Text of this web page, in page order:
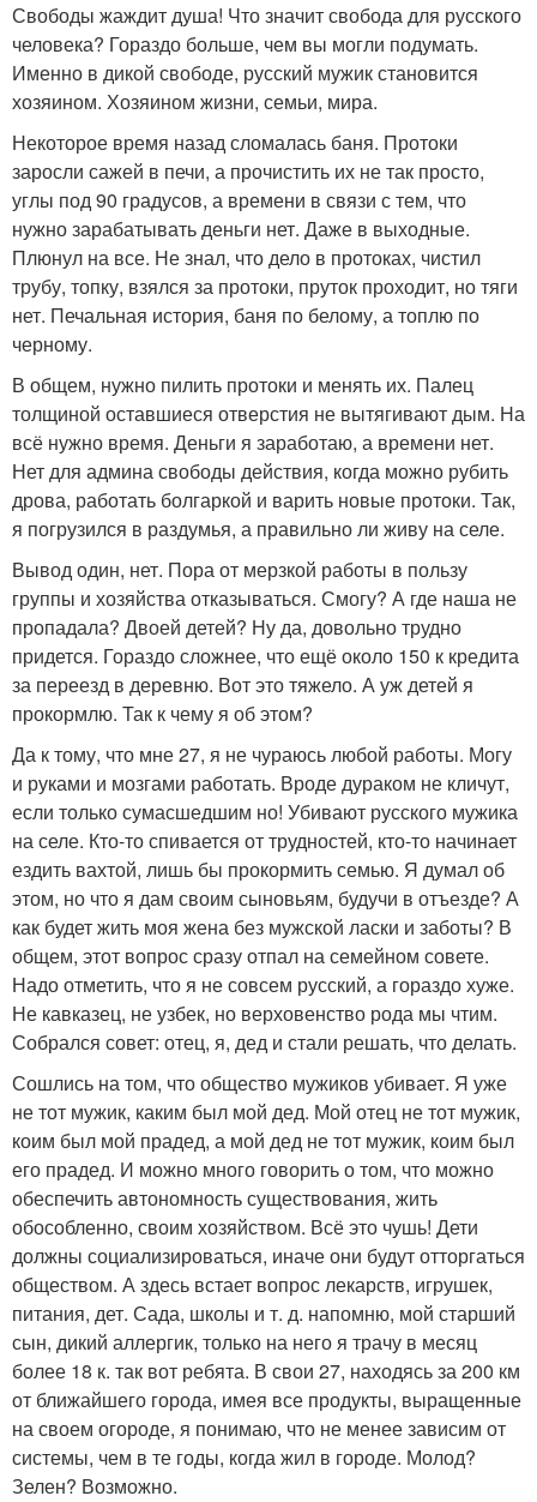
Свободы жаждит душа! Что значит свобода для русского
человека? Гораздо больше, чем вы могли подумать.
Именно в дикой свободе, русский мужик становится
хозяином. Хозяином жизни, семьи, мира.
Некоторое время назад сломалась баня. Протоки
заросли сажей в печи, а прочистить их не так просто,
углы под 90 градусов, а времени в связи с тем, что
нужно зарабатывать деньги нет. Даже в выходные.
Плюнул на все. Не знал, что дело в протоках, чистил
трубу, топку, взялся за протоки, пруток проходит, но тяги
нет. Печальная история, баня по белому, а топлю по
черному.
В общем, нужно пилить протоки и менять их. Палец
толщиной оставшиеся отверстия не вытягивают дым. На
всё нужно время. Деньги я заработаю, а времени нет.
Нет для админа свободы действия, когда можно рубить
дрова, работать болгаркой и варить новые протоки. Так,
я погрузился в раздумья, а правильно ли живу на селе.
Вывод один, нет. Пора от мерзкой работы в пользу
группы и хозяйства отказываться. Смогу? А где наша не
пропадала? Двоей детей? Ну да, довольно трудно
придется. Гораздо сложнее, что ещё около 150 к кредита
за переезд в деревню. Вот это тяжело. А уж детей я
прокормлю. Так к чему я об этом?
Да к тому, что мне 27, я не чураюсь любой работы. Могу
и руками и мозгами работать. Вроде дураком не кличут,
если только сумасшедшим но! Убивают русского мужика
на селе. Кто-то спивается от трудностей, кто-то начинает
ездить вахтой, лишь бы прокормить семью. Я думал об
этом, но что я дам своим сыновьям, будучи в отъезде? А
как будет жить моя жена без мужской ласки и заботы? В
общем, этот вопрос сразу отпал на семейном совете.
Надо отметить, что я не совсем русский, а гораздо хуже.
Не кавказец, не узбек, но верховенство рода мы чтим.
Собрался совет: отец, я, дед и стали решать, что делать.
Сошлись на том, что общество мужиков убивает. Я уже
не тот мужик, каким был мой дед. Мой отец не тот мужик,
коим был мой прадед, а мой дед не тот мужик, коим был
его прадед. И можно много говорить о том, что можно
обеспечить автономность существования, жить
обособленно, своим хозяйством. Всё это чушь! Дети
должны социализироваться, иначе они будут отторгаться
обществом. А здесь встает вопрос лекарств, игрушек,
питания, дет. Сада, школы и т. д. напомню, мой старший
сын, дикий аллергик, только на него я трачу в месяц
более 18 к. так вот ребята. В свои 27, находясь за 200 км
от ближайшего города, имея все продукты, выращенные
на своем огороде, я понимаю, что не менее зависим от
системы, чем в те годы, когда жил в городе. Молод?
Зелен? Возможно.